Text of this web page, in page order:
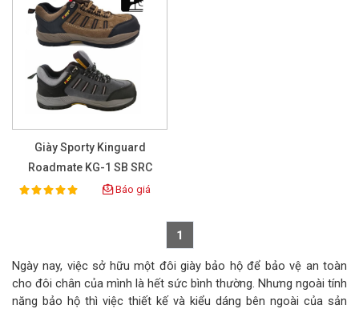
Giày Sporty Kinguard
Roadmate KG-1 SB SRC
Rating:
100% Báo giá
1
Ngày nay, việc sở hữu một đôi giày bảo hộ để bảo vệ an toàn
cho đôi chân của mình là hết sức bình thường. Nhưng ngoài tính
năng bảo hộ thì việc thiết kế và kiểu dáng bên ngoài của sản